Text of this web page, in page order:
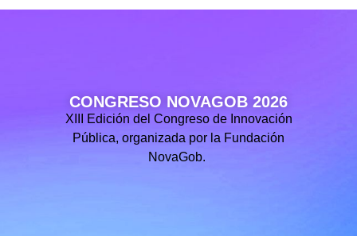
CONGRESO NOVAGOB 2026
XIII Edición del Congreso de Innovación
Pública, organizada por la Fundación
NovaGob.